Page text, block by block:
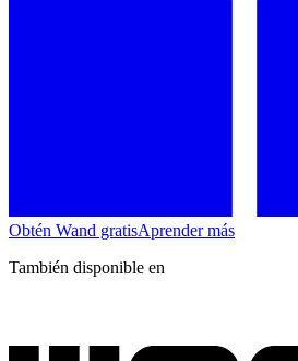
Obtén Wand gratisAprender más
También disponible en